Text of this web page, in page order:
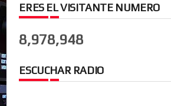
ERES EL VISITANTE NUMERO
8,978,948
ESCUCHAR RADIO